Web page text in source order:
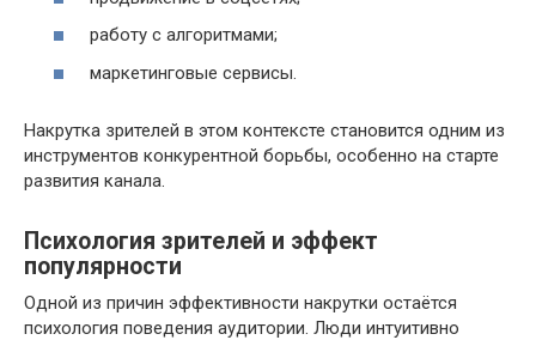
работу с алгоритмами;
маркетинговые сервисы.
Накрутка зрителей в этом контексте становится одним из
инструментов конкурентной борьбы, особенно на старте
развития канала.
Психология зрителей и эффект
популярности
Одной из причин эффективности накрутки остаётся
психология поведения аудитории. Люди интуитивно